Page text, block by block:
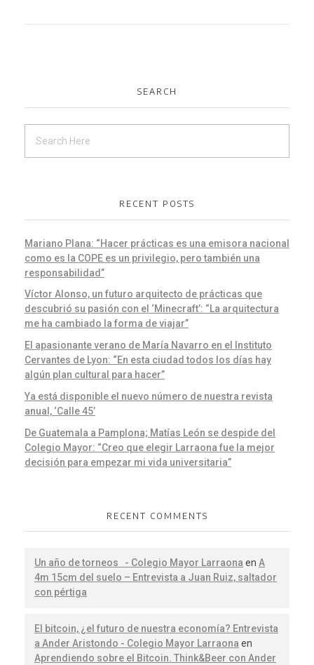
SEARCH
RECENT POSTS
Mariano Plana: “Hacer prácticas es una emisora nacional
como es la COPE es un privilegio, pero también una
responsabilidad”
Víctor Alonso, un futuro arquitecto de prácticas que
descubrió su pasión con el ‘Minecraft’: “La arquitectura
me ha cambiado la forma de viajar”
El apasionante verano de María Navarro en el Instituto
Cervantes de Lyon: “En esta ciudad todos los días hay
algún plan cultural para hacer”
Ya está disponible el nuevo número de nuestra revista
anual, ‘Calle 45’
De Guatemala a Pamplona; Matías León se despide del
Colegio Mayor: “Creo que elegir Larraona fue la mejor
decisión para empezar mi vida universitaria”
RECENT COMMENTS
Un año de torneos - Colegio Mayor Larraona en A
4m 15cm del suelo – Entrevista a Juan Ruiz, saltador
con pértiga
El bitcoin, ¿el futuro de nuestra economía? Entrevista
a Ander Aristondo - Colegio Mayor Larraona en
Aprendiendo sobre el Bitcoin. Think&Beer con Ander